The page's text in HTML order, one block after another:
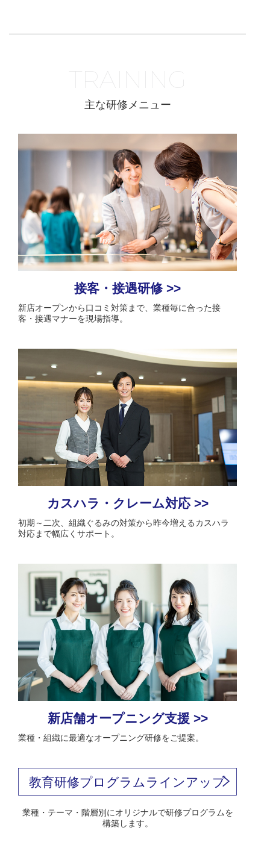
TRAINING
主な研修メニュー
接客・接遇研修 >>
新店オープンから口コミ対策まで、業種毎に合った接
客・接遇マナーを現場指導。
カスハラ・クレーム対応 >>
初期～二次、組織ぐるみの対策から昨今増えるカスハラ
対応まで幅広くサポート。
新店舗オープニング支援 >>
業種・組織に最適なオープニング研修をご提案。
業種・テーマ・階層別にオリジナルで研修プログラムを
構築します。